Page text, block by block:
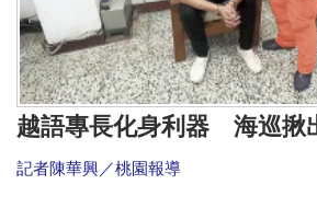
越語專長化身利器 海巡揪
記者陳華興／桃園報導